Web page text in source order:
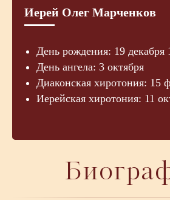
Иерей Олег Марченков
День рождения: 19 декабря
День ангела: 3 октября
Диаконская хиротония: 15
Иерейская хиротония: 11